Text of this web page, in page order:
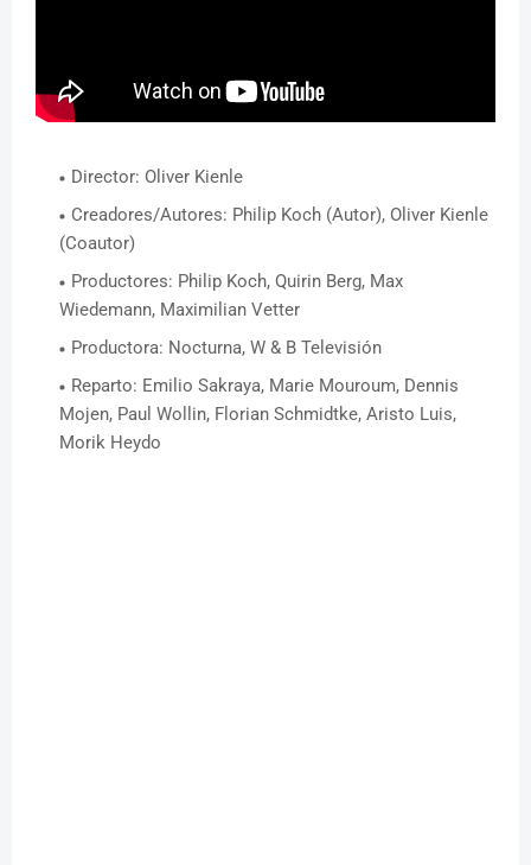
Director: Oliver Kienle
Creadores/Autores: Philip Koch (Autor), Oliver Kienle
(Coautor)
Productores: Philip Koch, Quirin Berg, Max
Wiedemann, Maximilian Vetter
Productora: Nocturna, W & B Televisión
Reparto: Emilio Sakraya, Marie Mouroum, Dennis
Mojen, Paul Wollin, Florian Schmidtke, Aristo Luis,
Morik Heydo